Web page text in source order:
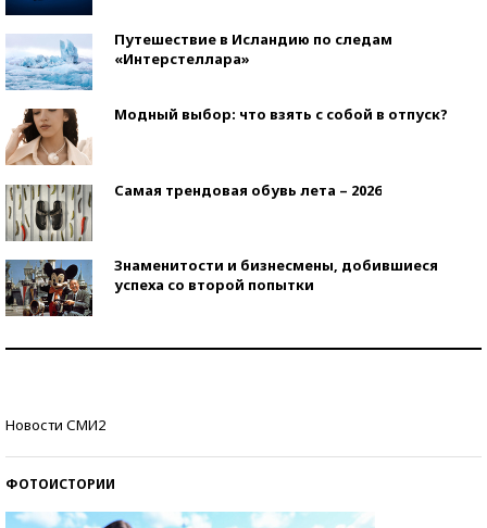
Путешествие в Исландию по следам
«Интерстеллара»
Модный выбор: что взять с собой в отпуск?
Самая трендовая обувь лета – 2026
Знаменитости и бизнесмены, добившиеся
успеха со второй попытки
Новости СМИ2
ФОТОИСТОРИИ